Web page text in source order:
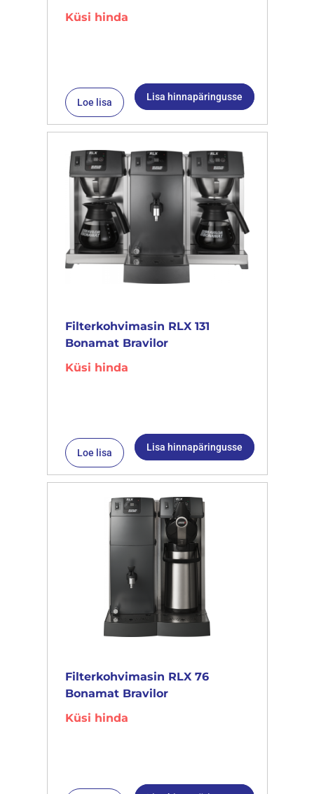
Küsi hinda
Loe lisa Lisa hinnapäringusse
Filterkohvimasin RLX 131
Bonamat Bravilor
Küsi hinda
Loe lisa Lisa hinnapäringusse
Filterkohvimasin RLX 76
Bonamat Bravilor
Küsi hinda